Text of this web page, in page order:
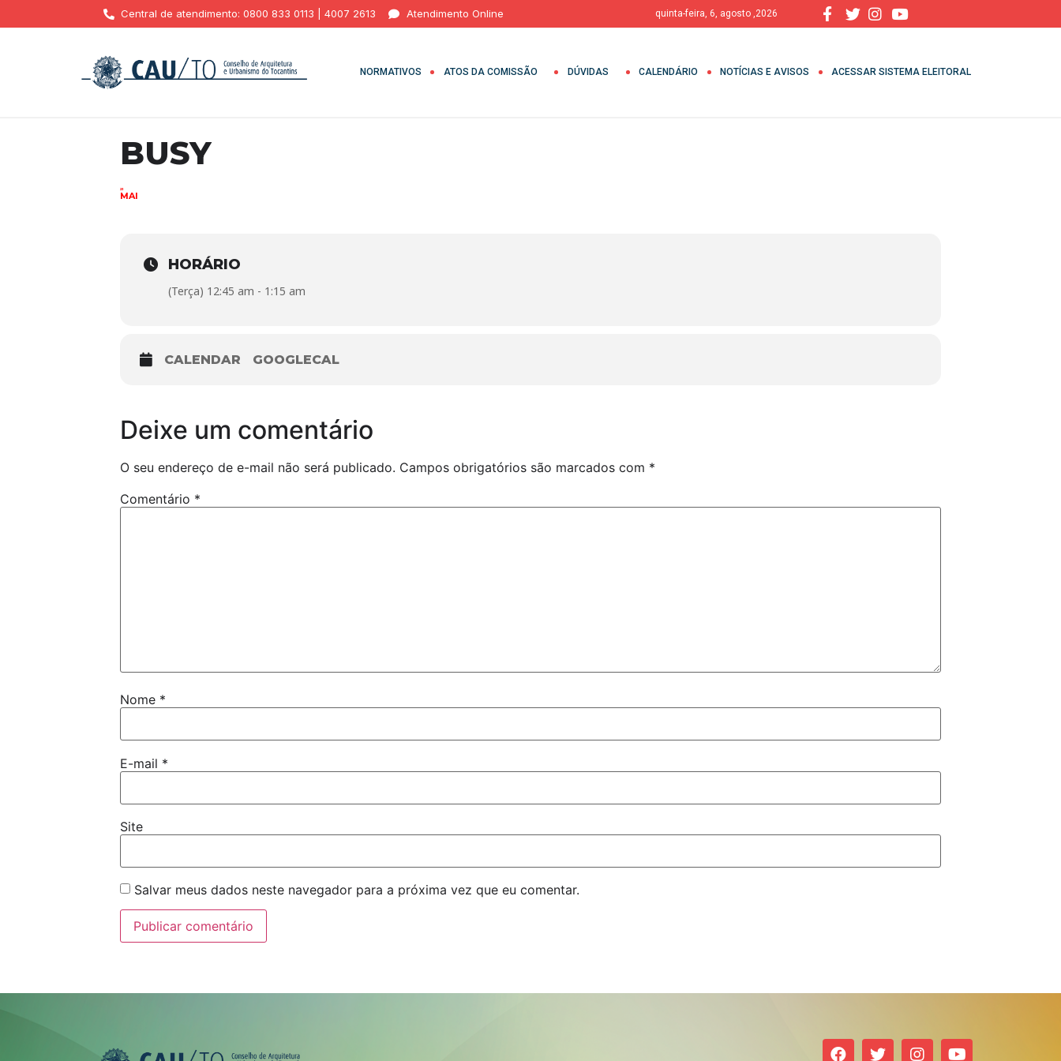
Central de atendimento: 0800 833 0113 | 4007 2613 Atendimento Online quinta-feira, 6, agosto ,2026
NORMATIVOS ATOS DA COMISSÃO DÚVIDAS CALENDÁRIO NOTÍCIAS E AVISOS ACESSAR SISTEMA ELEITORAL
BUSY
23
MAI
HORÁRIO
(Terça) 12:45 am - 1:15 am
CALENDAR GOOGLECAL
Deixe um comentário
O seu endereço de e-mail não será publicado. Campos obrigatórios são marcados com *
Comentário *
Nome *
E-mail *
Site
Salvar meus dados neste navegador para a próxima vez que eu comentar.